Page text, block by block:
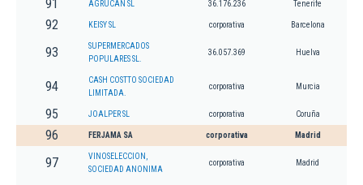
91 AGRUCAN SL 36.176.236 Tenerife
92 KEISY SL corporativa Barcelona
93
SUPERMERCADOS
POPULARES SL.
36.057.369 Huelva
94
CASH COSTTO SOCIEDAD
LIMITADA.
corporativa Murcia
95 JOALPER SL corporativa Coruña
96 FERJAMA SA corporativa Madrid
97
VINOSELECCION,
SOCIEDAD ANONIMA
corporativa Madrid